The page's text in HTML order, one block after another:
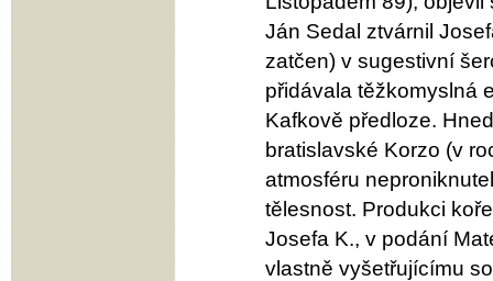
Ján Sedal ztvárnil
zatčen) v sugestivní
přidávala těžkomyslná
Kafkově předloze.
bratislavské Korzo (v
atmosféru
tělesnost. Produkci
Josefa K., v podání
vlastně vyšetřujícímu